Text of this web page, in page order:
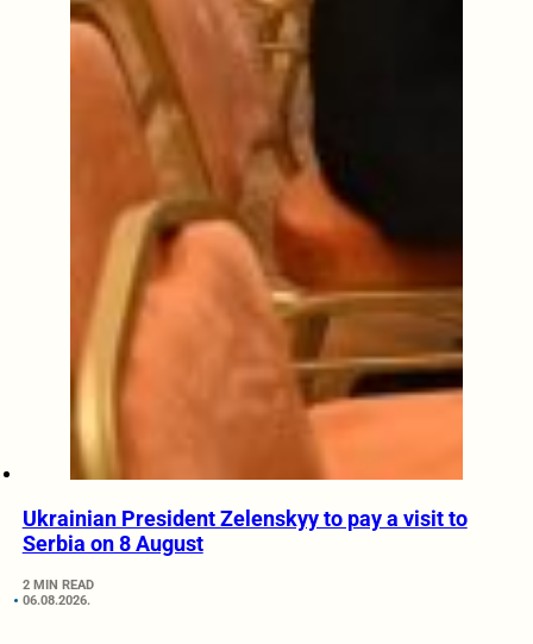
Ukrainian President Zelenskyy to pay a visit to
Serbia on 8 August
2 MIN READ
06.08.2026.